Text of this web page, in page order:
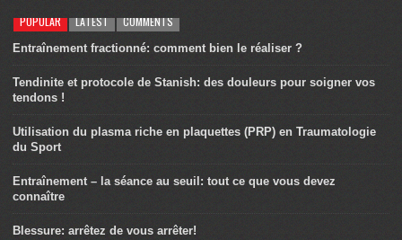
POPULAR LATEST COMMENTS
Entraînement fractionné: comment bien le réaliser ?
Tendinite et protocole de Stanish: des douleurs pour soigner vos
tendons !
Utilisation du plasma riche en plaquettes (PRP) en Traumatologie
du Sport
Entraînement – la séance au seuil: tout ce que vous devez
connaître
Blessure: arrêtez de vous arrêter!